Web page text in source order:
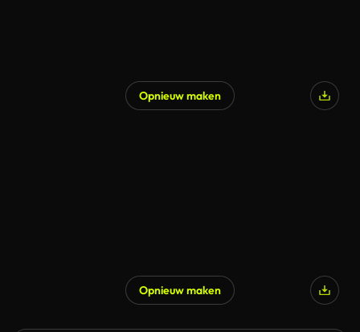
Opnieuw maken
Opnieuw maken